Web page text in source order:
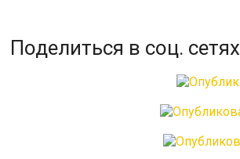
Поделиться в соц. сетях